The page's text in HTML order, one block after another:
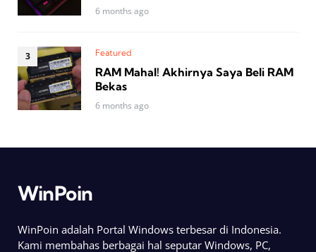
6 months ago
Featured
RAM Mahal! Akhirnya Saya Beli RAM
Bekas
6 months ago
WinPoin
WinPoin adalah Portal Windows terbesar di Indonesia.
Kami membahas berbagai hal seputar Windows, PC,